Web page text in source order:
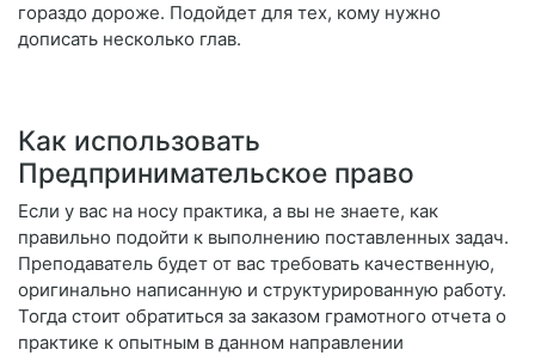
гораздо дороже. Подойдет для тех, кому нужно
дописать несколько глав.
Как использовать
Предпринимательское право
Если у вас на носу практика, а вы не знаете, как
правильно подойти к выполнению поставленных задач.
Преподаватель будет от вас требовать качественную,
оригинально написанную и структурированную работу.
Тогда стоит обратиться за заказом грамотного отчета о
практике к опытным в данном направлении